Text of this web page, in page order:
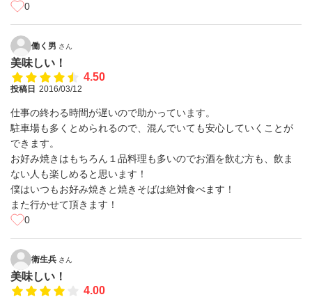
0
働く男 さん
美味しい！
4.50
投稿日 2016/03/12
仕事の終わる時間が遅いので助かっています。
駐車場も多くとめられるので、混んでいても安心していくことが
できます。
お好み焼きはもちろん１品料理も多いのでお酒を飲む方も、飲ま
ない人も楽しめると思います！
僕はいつもお好み焼きと焼きそばは絶対食べます！
また行かせて頂きます！
0
衛生兵 さん
美味しい！
4.00